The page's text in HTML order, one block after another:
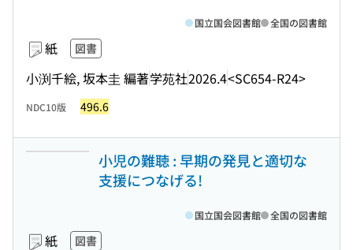
紙 図書
小渕千絵, 坂本圭 編著学苑社2026.4<SC654-R24>
国立国会図書館 全国の図書館
NDC10版 496.6
小児の難聴 : 早期の発見と適切な
支援につなげる!
紙 図書
国立国会図書館 全国の図書館